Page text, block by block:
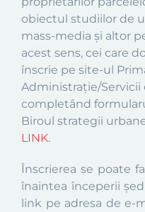
obiectul studiilor de
mass-media și altor
acest sens, cei care
înscrie pe site-ul
Administrație/
completând
Biroul strategii
LINK.
Înscrierea se poate
înaintea începerii
link pe adresa de e-